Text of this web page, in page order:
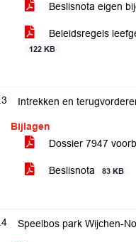
Beslisnota eigen
Beleidsregels
122 KB
Intrekken en
Bijlagen
Dossier 7947
Beslisnota 83 KB
Speelbos park Wijchen-